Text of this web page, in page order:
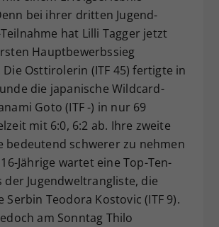
bei ihrer dritten Jugend-
hat Lilli Tagger jetzt
Hauptbewerbssieg
Osttirolerin (ITF 45) fertigte in
die japanische Wildcard-
Goto (ITF -) in nur 69
mit 6:0, 6:2 ab. Ihre zweite
bedeutend schwerer zu nehmen
Jährige wartet eine Top-Ten-
der Jugendweltrangliste, die
Serbin Teodora Kostovic (ITF 9).
am Sonntag Thilo
Dieser Wert speichert Ihre Consent-
Einstellungen. Unter anderem eine
zufällig generierte ID, für die
historische Speicherung Ihrer
vorgenommen Einstellungen, falls der
Webseiten-Betreiber dies eingestellt
hat.